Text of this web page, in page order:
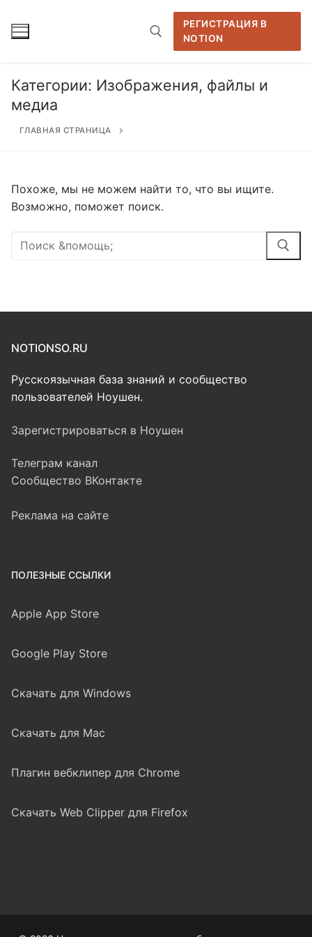
содержимому
Найти:
РЕГИСТРАЦИЯ В
NOTION
Категории: Изображения, файлы и
медиа
ГЛАВНАЯ СТРАНИЦА
Похоже, мы не можем найти то, что вы ищите.
Возможно, поможет поиск.
Найти:
NOTIONSO.RU
Русскоязычная база знаний и сообщество
пользователей Ноушен.
Зарегистрироваться в Ноушен
Телеграм канал
Сообщество ВКонтакте
Реклама на сайте
ПОЛЕЗНЫЕ ССЫЛКИ
Apple App Store
Google Play Store
Скачать для Windows
Скачать для Mac
Плагин вебклипер для Chrome
Скачать Web Clipper для Firefox